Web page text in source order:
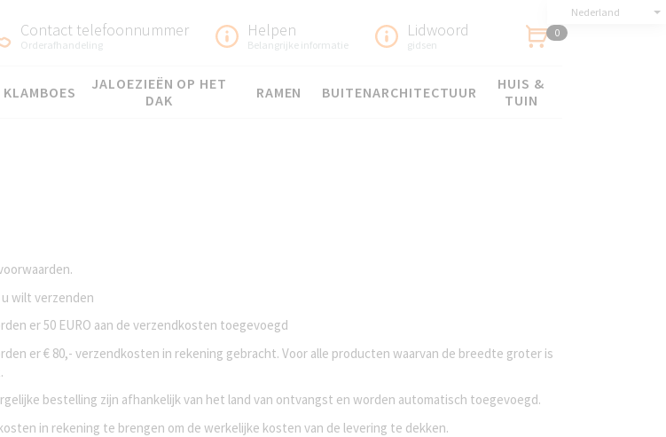
Nederland
Contact telefoonnummer
Orderafhandeling
Helpen
Belangrijke informatie
Lidwoord
gidsen
0
KLAMBOES
JALOEZIEËN OP HET
DAK
RAMEN BUITENARCHITECTUUR
HUIS &
TUIN
wilt verzenden
er 50 EURO aan de verzendkosten toegevoegd
er € 80,- verzendkosten in rekening gebracht. Voor alle producten waarvan de breedte groter is
bestelling zijn afhankelijk van het land van ontvangst en worden automatisch toegevoegd.
in rekening te brengen om de werkelijke kosten van de levering te dekken.